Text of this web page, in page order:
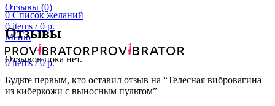
0Список желаний
0items / 0 р.
Меню
0items / 0р.
Отзывы (0)
Отзывы
Отзывов пока нет.
Будьте первым, кто оставил отзыв на “Телесная вибровагина
из киберкожи с выносным пультом”